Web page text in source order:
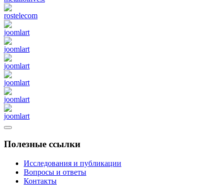
Полезные ссылки
Исследования и публикации
Вопросы и ответы
Контакты